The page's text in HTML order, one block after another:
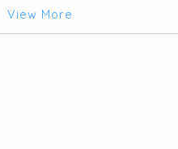
View More